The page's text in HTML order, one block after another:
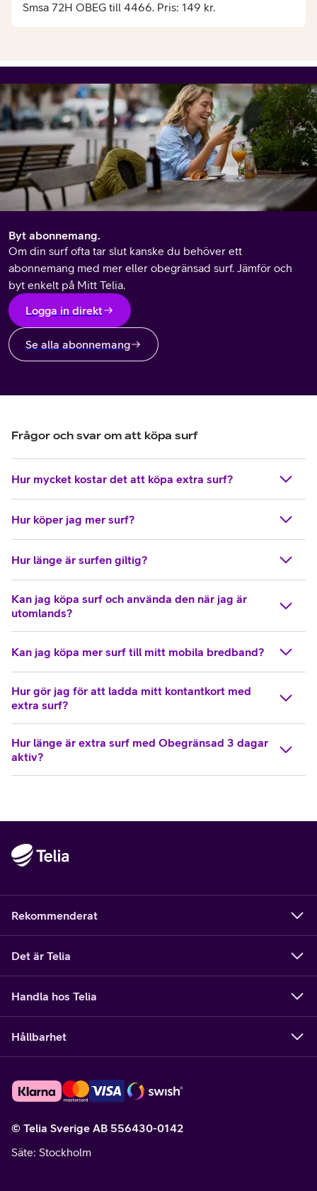
Smsa 72H OBEG till 4466. Pris: 149 kr.
Byt abonnemang.
Om din surf ofta tar slut kanske du behöver ett
abonnemang med mer eller obegränsad surf. Jämför och
byt enkelt på Mitt Telia.
Logga in direkt
Se alla abonnemang
Frågor och svar om att köpa surf
Hur mycket kostar det att köpa extra surf?
Hur köper jag mer surf?
Hur länge är surfen giltig?
Kan jag köpa surf och använda den när jag är
utomlands?
Kan jag köpa mer surf till mitt mobila bredband?
Hur gör jag för att ladda mitt kontantkort med
extra surf?
Hur länge är extra surf med Obegränsad 3 dagar
aktiv?
Rekommenderat
Det är Telia
Handla hos Telia
Hållbarhet
© Telia Sverige AB 556430-0142
Säte: Stockholm